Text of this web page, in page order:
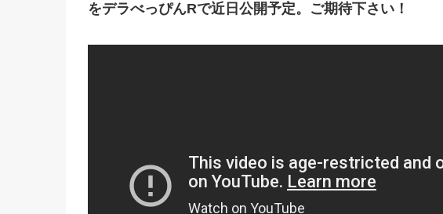
をデラべっぴんRで近日公開予定。ご期待下さい！